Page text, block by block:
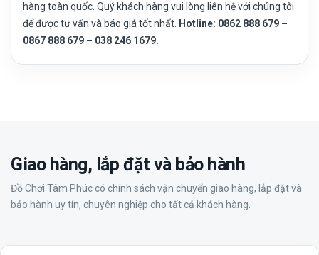
hàng toàn quốc. Quý khách hàng vui lòng liên hệ với chúng tôi
để được tư vấn và báo giá tốt nhất. Hotline: 0862 888 679 –
0867 888 679 – 038 246 1679.
Giao hàng, lắp đặt và bảo hành
Đồ Chơi Tâm Phúc có chính sách vận chuyển giao hàng, lắp đặt và
bảo hành uy tín, chuyên nghiệp cho tất cả khách hàng.